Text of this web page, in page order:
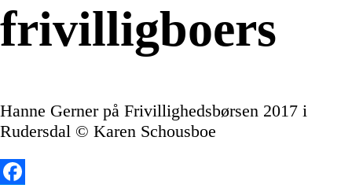
frivilligboers
Hanne Gerner på Frivillighedsbørsen 2017 i
Rudersdal © Karen Schousboe